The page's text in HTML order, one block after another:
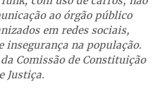
ao órgão público
em redes sociais,
insegurança na população.
Comissão de Constituição
e Justiça.